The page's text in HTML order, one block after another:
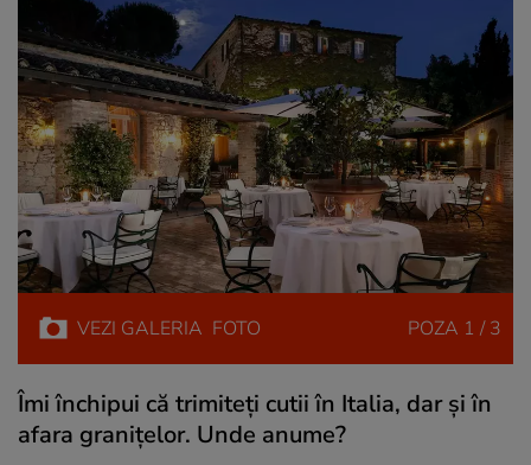
VEZI GALERIA FOTO POZA 1 / 3
Îmi închipui că trimiteţi cutii în Italia, dar şi în
afara graniţelor. Unde anume?